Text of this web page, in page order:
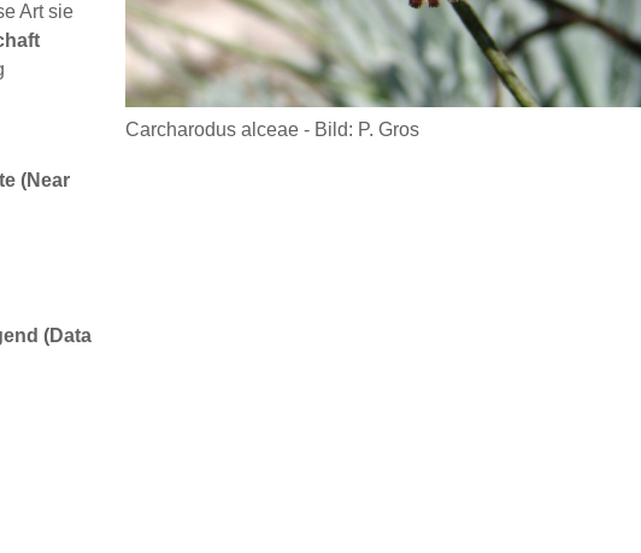
Art sie
(Near
(Data
Carcharodus alceae - Bild: P. Gros